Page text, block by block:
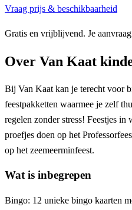
Vraag prijs & beschikbaarheid
Gratis en vrijblijvend. Je
Over Van Kaat
Bij Van Kaat kan je terecht voor
feestpakketten waarmee je zelf
regelen zonder stress! Feestjes in
proefjes doen op het
op het zeemeerminfeest.
Wat is inbegrepen
Bingo: 12 unieke bingo kaarten